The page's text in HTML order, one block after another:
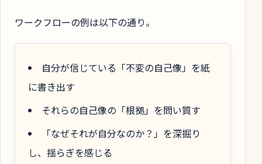
ワークフローの例は以下の通り。
自分が信じている「不変の自己像」を紙
に書き出す
それらの自己像の「根拠」を問い質す
「なぜそれが自分なのか？」を深掘り
し、揺らぎを感じる